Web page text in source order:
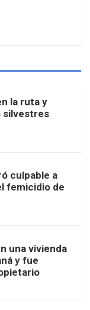
la ruta y
silvestres
culpable a
femicidio de
una vivienda
y fue